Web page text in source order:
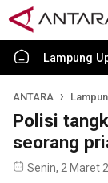
Lampung
ANTARA
Polisi
seorang
Senin, 2 Maret